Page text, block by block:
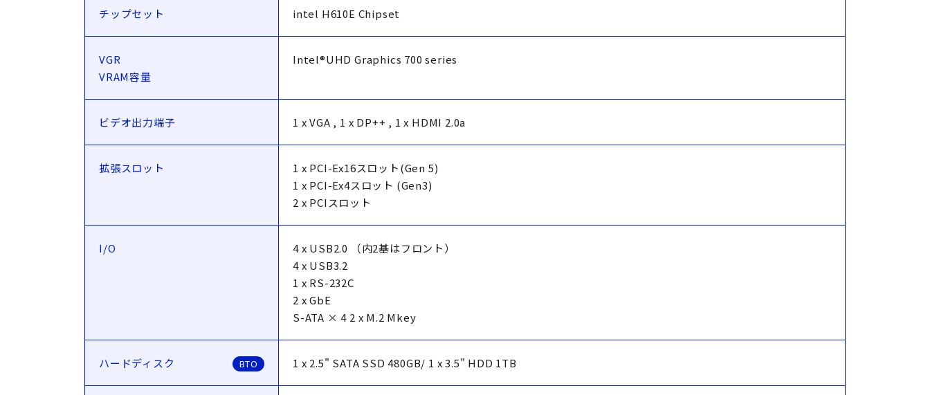
チップセット intel H610E Chipset
VGR
VRAM容量
Intel®UHD Graphics 700 series
ビデオ出力端子 1 x VGA , 1 x DP++ , 1 x HDMI 2.0a
拡張スロット
1 x PCI-Ex16スロット(Gen 5)
1 x PCI-Ex4スロット (Gen3)
2 x PCIスロット
I/O
4 x USB2.0 （内2基はフロント）
4 x USB3.2
1 x RS-232C
2 x GbE
S-ATA × 4 2 x M.2 Mkey
ハードディスク BTO 1 x 2.5" SATA SSD 480GB/ 1 x 3.5" HDD 1TB